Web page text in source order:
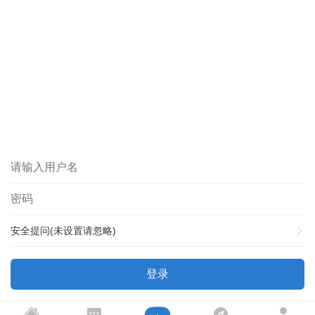
安全提问(未设置请忽略)
登录